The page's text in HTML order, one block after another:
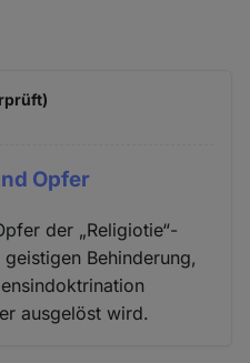
Opfer
der „Religiotie“-
Behinderung,
ausgelöst wird.